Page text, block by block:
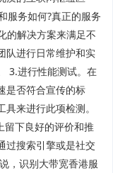
服务如何?真正的服务
的解决方案来满足不
队进行日常维护和实
3.进行性能测试。在
是否符合宣传的标
来进行此项检测。
留下良好的评价和推
过搜索引擎或是社交
，识别大带宽香港服